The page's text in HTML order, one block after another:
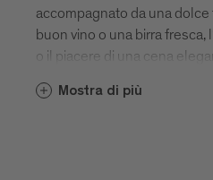
accompagnato da una
buon vino o una birra fresca,
o il piacere di una cena
ogni stagione altoatesini e
Mostra di più